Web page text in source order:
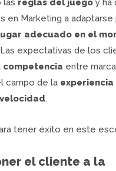
las reglas del juego y ha
en Marketing a adaptarse
adecuado en el
expectativas de los
competencia entre
campo de la experiencia
.
tener éxito en este
el cliente a la